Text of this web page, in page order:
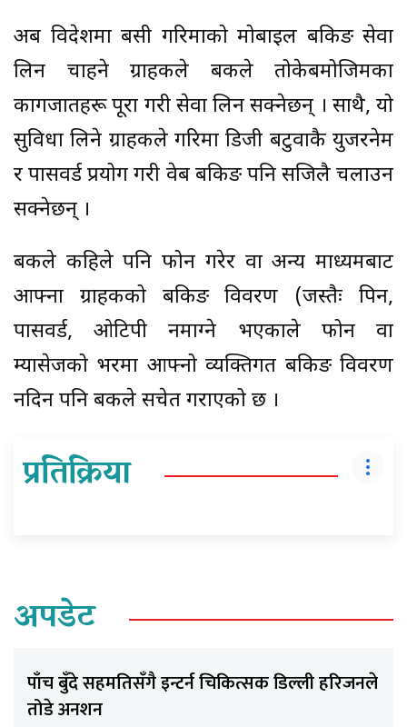
अब विदेशमा बसी गरिमाको मोबाइल बैंकिङ सेवा
लिन चाहने ग्राहकले बैंकले तोकेबमोजिमका
कागजातहरू पूरा गरी सेवा लिन सक्नेछन् । साथै, यो
सुविधा लिने ग्राहकले गरिमा डिजी बटुवाकै युजरनेम
र पासवर्ड प्रयोग गरी वेब बैंकिङ पनि सजिलै चलाउन
सक्नेछन् ।
बैंकले कहिले पनि फोन गरेर वा अन्य माध्यमबाट
आफ्ना ग्राहकको बैंकिङ विवरण (जस्तैः पिन,
पासवर्ड, ओटिपी नमाग्ने भएकाले फोन वा
म्यासेजको भरमा आफ्नो व्यक्तिगत बैंकिङ विवरण
नदिन पनि बैंकले सचेत गराएको छ ।
प्रतिक्रिया
अपडेट
पाँच बुँदे सहमतिसँगै इन्टर्न चिकित्सक डिल्ली हरिजनले
तोडे अनशन